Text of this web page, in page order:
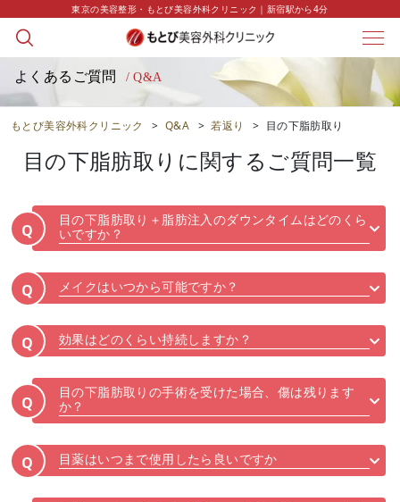
東京の美容整形・もとび美容外科クリニック｜新宿駅から4分
よくあるご質問 / Q&A
もとび美容外科クリニック > Q&A > 若返り > 目の下脂肪取り
目の下脂肪取り に関するご質問一覧
Q
目の下脂肪取り＋脂肪注入のダウンタイムはどのくら
いですか？
Q メイクはいつから可能ですか？
Q 効果はどのくらい持続しますか？
Q
目の下脂肪取りの手術を受けた場合、傷は残ります
か？
Q 目薬はいつまで使用したら良いですか